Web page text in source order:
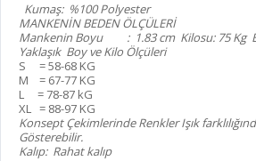
Kumaş: %100 Polyester
MANKENİN BEDEN ÖLÇÜLERİ
Mankenin Boyu : 1.83 cm Kilosu: 75 Kg
Yaklaşık Boy ve Kilo Ölçüleri
S = 58-68 KG
M = 67-77 KG
L = 78-87 kG
XL = 88-97 KG
Konsept Çekimlerinde Renkler Işık
Gösterebilir.
Kalıp: Rahat kalıp